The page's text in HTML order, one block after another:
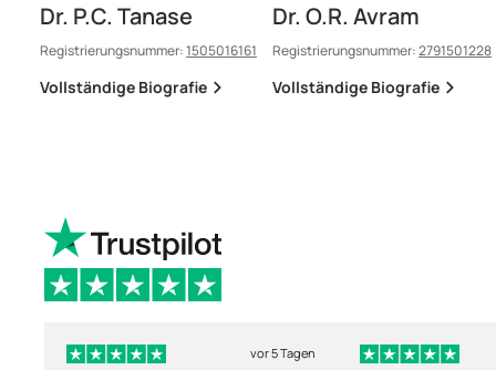
Dr. P.C. Tanase
Registrierungsnummer:1505016161
Vollständige Biografie
Dr. O.R. Avram
Registrierungsnummer:2791501228
Vollständige Biografie
vor 5 Tagen